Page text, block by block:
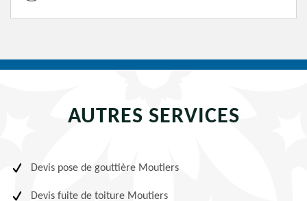
AUTRES SERVICES
Devis pose de gouttière Moutiers
Devis fuite de toiture Moutiers